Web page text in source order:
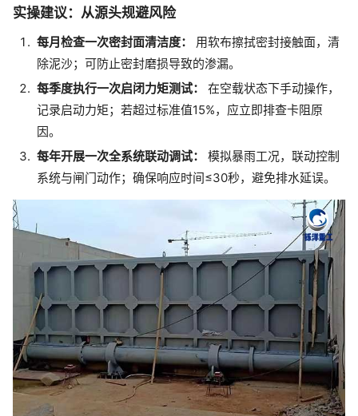
实操建议：从源头规避风险
每月检查一次密封面清洁度：
用软布擦拭密封接触面，清
除泥沙；可防止密封磨损导致的渗漏。
每季度执行一次启闭力矩测试：
在空载状态下手动操作，
记录启动力矩；若超过标准值15%，应立即排查卡阻原
因。
每年开展一次全系统联动调试：
模拟暴雨工况，联动控制
系统与闸门动作；确保响应时间≤30秒，避免排水延误。